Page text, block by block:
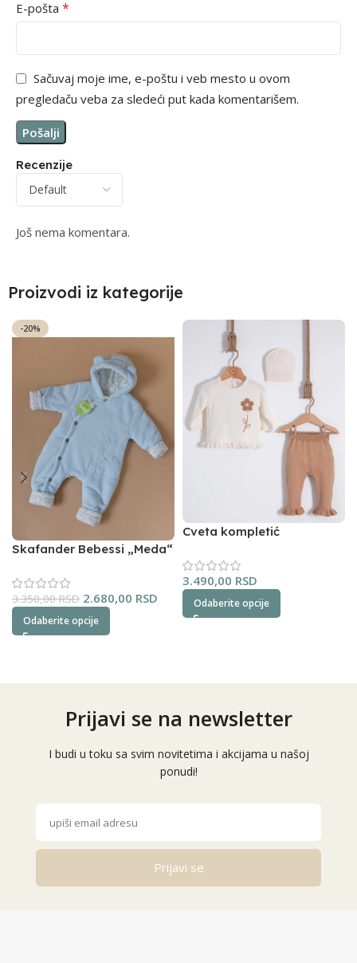
Recenzije
Još nema komentara.
E-pošta *
Sačuvaj moje ime, e-poštu i veb mesto u ovom
pregledaču veba za sledeći put kada komentarišem.
Proizvodi iz kategorije
-20%
Skafander Bebessi „Meda“
3.350,00RSD 2.680,00 RSD
Odaberite opcije
Cveta kompletić
3.490,00 RSD
Odaberite opcije
Prijavi se na newsletter
I budi u toku sa svim novitetima i akcijama u našoj
ponudi!
Prijavi se